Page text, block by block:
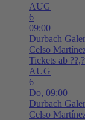
AUG
6
09:00
Durbach
Celso
Tickets ab
AUG
6
Do, 09:00
Durbach
Celso